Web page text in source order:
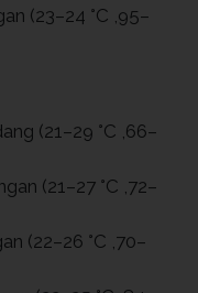
(23–24 °C ,95–
(21–29 °C ,66–
(21–27 °C ,72–
(22–26 °C ,70–